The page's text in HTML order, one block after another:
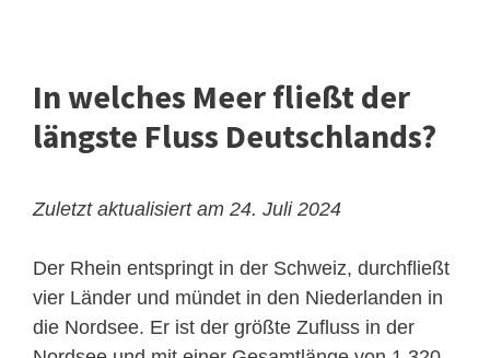
In welches Meer fließt der
längste Fluss Deutschlands?
Zuletzt aktualisiert am 24. Juli 2024
Der Rhein entspringt in der Schweiz, durchfließt
vier Länder und mündet in den Niederlanden in
die Nordsee. Er ist der größte Zufluss in der